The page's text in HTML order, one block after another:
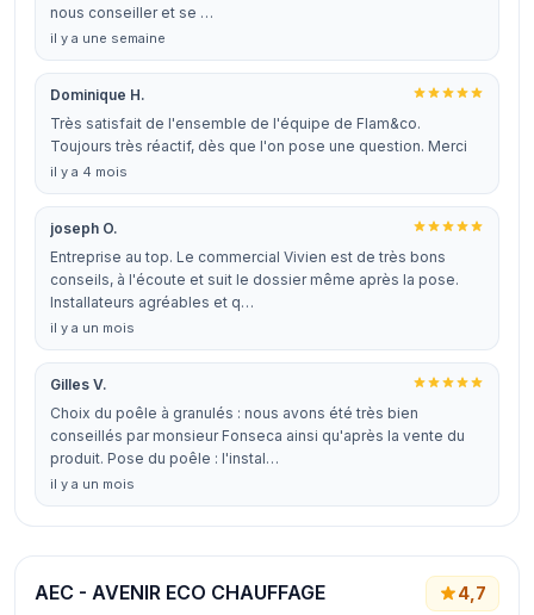
nous conseiller et se …
il y a une semaine
Dominique H.
Très satisfait de l'ensemble de l'équipe de Flam&co.
Toujours très réactif, dès que l'on pose une question. Merci
il y a 4 mois
joseph O.
Entreprise au top. Le commercial Vivien est de très bons
conseils, à l'écoute et suit le dossier même après la pose.
Installateurs agréables et q…
il y a un mois
Gilles V.
Choix du poêle à granulés : nous avons été très bien
conseillés par monsieur Fonseca ainsi qu'après la vente du
produit. Pose du poêle : l'instal…
il y a un mois
AEC - AVENIR ECO CHAUFFAGE 4,7